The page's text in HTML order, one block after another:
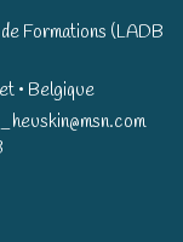
Formations (LADB
• Belgique​​